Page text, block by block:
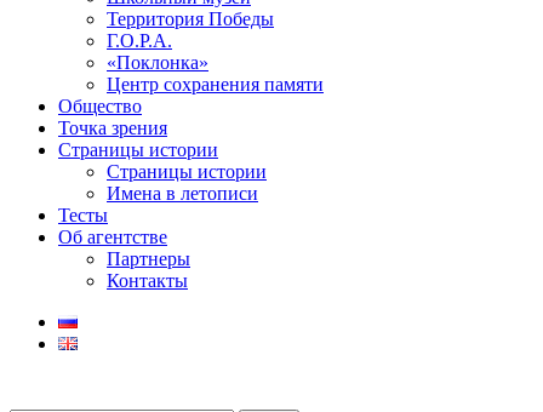
Территория Победы
Г.О.Р.А.
«Поклонка»
Центр сохранения памяти
Общество
Точка зрения
Страницы истории
Страницы истории
Имена в летописи
Тесты
Об агентстве
Партнеры
Контакты